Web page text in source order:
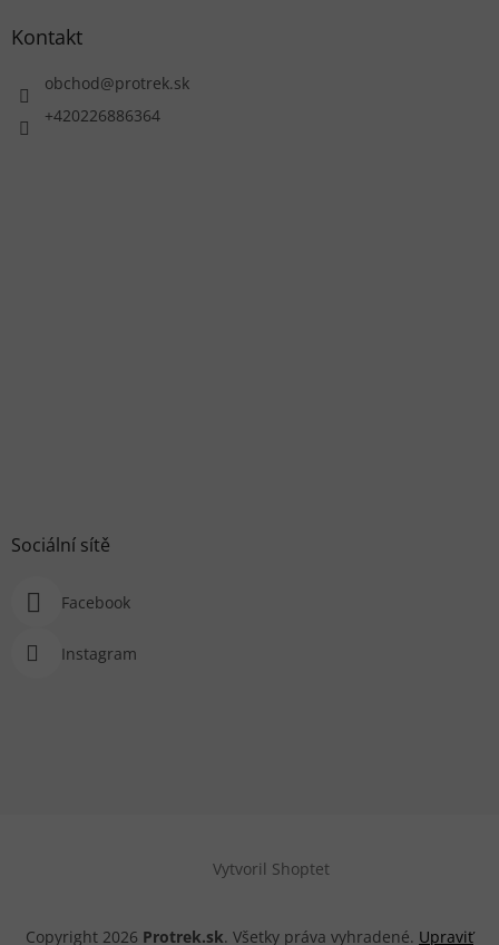
Kontakt
obchod@protrek.sk
+420226886364
Sociální sítě
Facebook
Instagram
Vytvoril Shoptet
Copyright 2026 Protrek.sk. Všetky práva vyhradené. Upraviť